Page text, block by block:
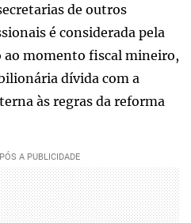
de outros
é considerada pela
ao momento fiscal mineiro,
dívida com a
às regras da reforma